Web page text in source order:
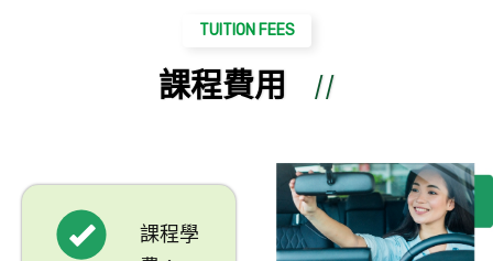
TUITION FEES
課程費用
課程學